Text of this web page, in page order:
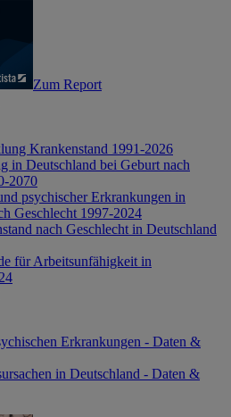
Zum Report
Krankenstand 1991-2026
in Deutschland bei Geburt nach
2070
psychischer Erkrankungen in
Geschlecht 1997-2024
nach Geschlecht in Deutschland
für Arbeitsunfähigkeit in
Erkrankungen - Daten &
in Deutschland - Daten &